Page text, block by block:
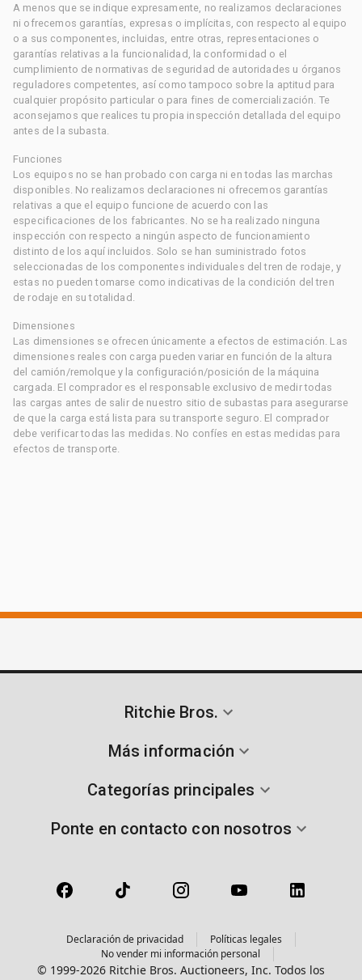
A menos que se indique expresamente, no realizamos declaraciones
ni ofrecemos garantías, expresas o implícitas, con respecto al equipo
o a sus componentes, incluidas, entre otras, representaciones o
garantías relativas a la funcionalidad, la conformidad o el
cumplimiento de normativas de seguridad de autoridades u órganos
reguladores competentes, así como tampoco sobre la aptitud para
cualquier propósito particular o para fines de comercialización. Te
aconsejamos que realices tu propia inspección detallada del equipo
antes de la subasta.
Funciones
Los equipos no se han probado con carga ni en todas las marchas
disponibles. No realizamos declaraciones ni ofrecemos garantías
relativas a que el equipo funcione de acuerdo con las
especificaciones de los fabricantes. No se ha realizado ninguna
inspección con respecto a ningún aspecto de funcionamiento
distinto de los aquí incluidos. Solo se han suministrado fotos
seleccionadas de los componentes individuales del tren de rodaje, y
estas no pueden tomarse como indicativas de la condición del tren
de rodaje en su totalidad.
Dimensiones
Las dimensiones se ofrecen únicamente a efectos de estimación. Las
dimensiones reales con carga pueden variar en función de la altura
del camión/remolque y la configuración/posición de la máquina
cargada. El comprador es el responsable exclusivo de medir todas
las cargas antes de salir de nuestro sitio de subastas para asegurarse
de que la carga está lista para su transporte seguro. El comprador
debe verificar todas las medidas. No confíes en estas medidas para
efectos de transporte.
Ritchie Bros.
Más información
Categorías principales
Ponte en contacto con nosotros
Declaración de privacidad
Políticas legales
No vender mi información personal
© 1999-2026 Ritchie Bros. Auctioneers, Inc. Todos los